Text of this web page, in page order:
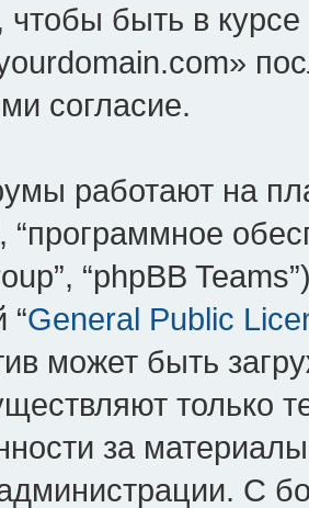
чтобы быть в
согласие.
работают на
“программное
“phpBB
“General Public
может быть
только
за
С